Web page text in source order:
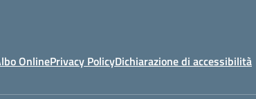
OnlinePrivacy PolicyDichiarazione di accessibilità